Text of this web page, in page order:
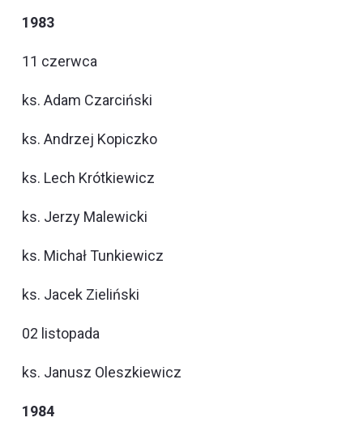
1983
11 czerwca
ks. Adam Czarciński
ks. Andrzej Kopiczko
ks. Lech Krótkiewicz
ks. Jerzy Malewicki
ks. Michał Tunkiewicz
ks. Jacek Zieliński
02 listopada
ks. Janusz Oleszkiewicz
1984